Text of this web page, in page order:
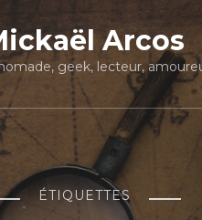
Arcos
geek, lecteur,
ÉTIQUETTES